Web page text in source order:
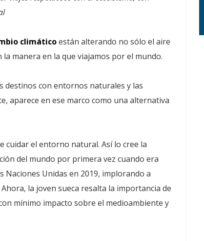
climáticoestán alterando no sólo el aire
manera en la que viajamos por el mundo.
destinos con entornos naturales y las
aparece en ese marco como una alternativa
cuidar el entorno natural. Así lo cree la
del mundo por primera vez cuando era
Naciones Unidas en 2019, implorando a
la joven sueca resalta la importancia de
mínimo impacto sobre el medioambiente y